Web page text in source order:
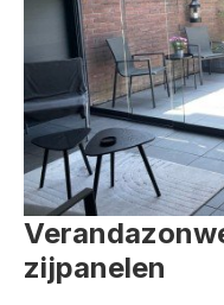
zijpanelen